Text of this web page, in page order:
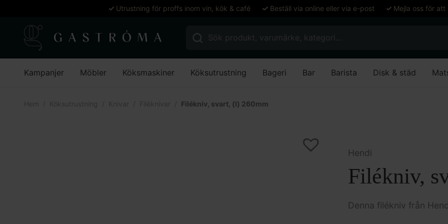
Utrustning för proffs inom vin, kök & café Beställ via online eller via e-post Mejla oss för att
Sök efter:
Kampanjer Möbler Köksmaskiner Köksutrustning Bageri Bar Barista Disk & städ
Filékniv, svart, (l) 260mm
Hendi
Filékniv,
Denna filékniv från